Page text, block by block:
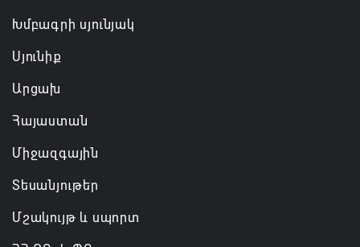
06.08.2026 10:57
Խմբագրի սյունյակ
Սյունիք
Արցախ
Հայաստան
Միջազգային
Տեսանյութեր
Մշակույթ և սպորտ